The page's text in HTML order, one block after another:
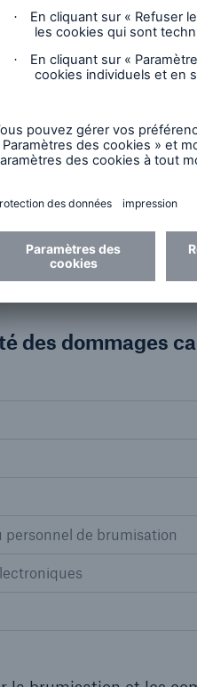
dans les boîtiers
composants
Le résultat
et la
effets peuvent
circuit et à la
et électroniques.
de composants
des dommages
personnel de brumisation